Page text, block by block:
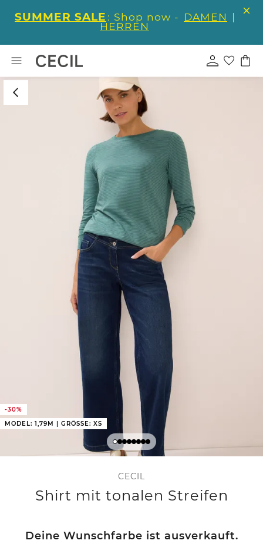
SUMMER SALE : Shop now - DAMEN |
HERREN
-30%
MODEL: 1,79M | GRÖSSE: XS
CECIL
Shirt mit tonalen Streifen
Deine Wunschfarbe ist ausverkauft.